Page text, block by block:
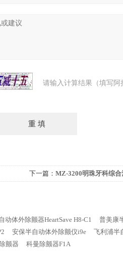
请输入计算结果（填写
下一篇： MZ-3200明珠牙科综合
动体外除颤器HeartSave H8-C1 普美康
安保半自动体外除颤仪i9e 飞利浦半
颤器 科曼除颤器F1A